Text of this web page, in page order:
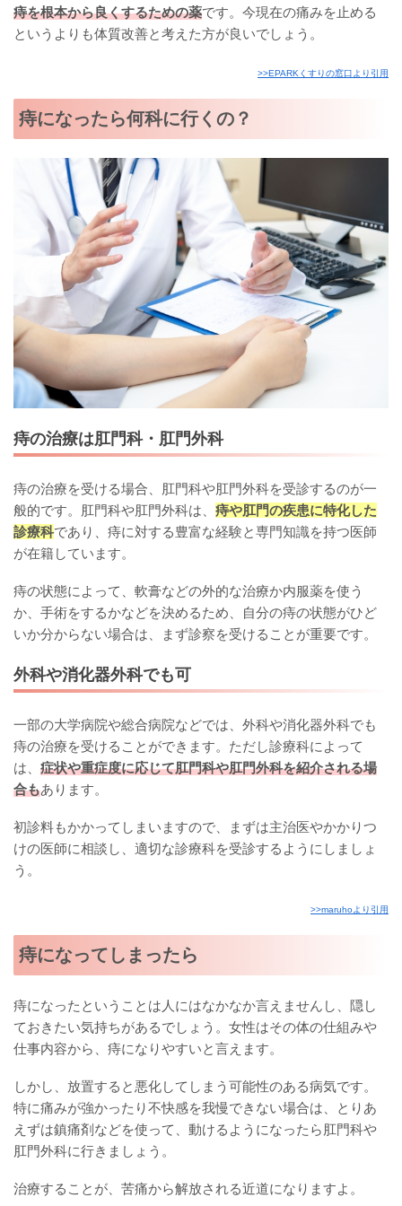
痔を根本から良くするための薬です。今現在の痛みを止める
というよりも体質改善と考えた方が良いでしょう。
>>EPARKくすりの窓口より引用
痔になったら何科に行くの？
痔の治療は肛門科・肛門外科
痔の治療を受ける場合、肛門科や肛門外科を受診するのが一
般的です。肛門科や肛門外科は、 痔や肛門の疾患に特化した
診療科であり、痔に対する豊富な経験と専門知識を持つ医師
が在籍しています。
痔の状態によって、軟膏などの外的な治療か内服薬を使う
か、手術をするかなどを決めるため、自分の痔の状態がひど
いか分からない場合は、まず診察を受けることが重要です。
外科や消化器外科でも可
一部の大学病院や総合病院などでは、外科や消化器外科でも
痔の治療を受けることができます。ただし診療科によって
は、 症状や重症度に応じて肛門科や肛門外科を紹介される場
合もあります。
初診料もかかってしまいますので、まずは主治医やかかりつ
けの医師に相談し、適切な診療科を受診するようにしましょ
う。
>>maruhoより引用
痔になってしまったら
痔になったということは人にはなかなか言えませんし、隠し
ておきたい気持ちがあるでしょう。女性はその体の仕組みや
仕事内容から、痔になりやすいと言えます。
しかし、放置すると悪化してしまう可能性のある病気です。
特に痛みが強かったり不快感を我慢できない場合は、とりあ
えずは鎮痛剤などを使って、動けるようになったら肛門科や
肛門外科に行きましょう。
治療することが、苦痛から解放される近道になりますよ。